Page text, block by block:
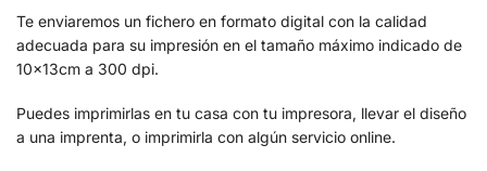
Te enviaremos un fichero en formato digital con la calidad
adecuada para su impresión en el tamaño máximo indicado de
10x13cm a 300 dpi.
Puedes imprimirlas en tu casa con tu impresora, llevar el diseño
a una imprenta, o imprimirla con algún servicio online.